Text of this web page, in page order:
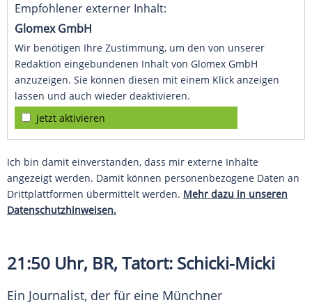
Empfohlener externer Inhalt:
Glomex GmbH
Wir benötigen Ihre Zustimmung, um den von unserer
Redaktion eingebundenen Inhalt von Glomex GmbH
anzuzeigen. Sie können diesen mit einem Klick anzeigen
lassen und auch wieder deaktivieren.
jetzt aktivieren
Ich bin damit einverstanden, dass mir externe Inhalte
angezeigt werden. Damit können personenbezogene Daten an
Drittplattformen übermittelt werden. Mehr dazu in unseren
Datenschutzhinweisen.
21:50 Uhr, BR, Tatort: Schicki-Micki
Ein Journalist, der für eine Münchner